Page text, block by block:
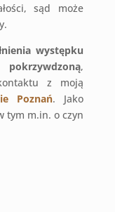
sąd może
występku
,
z moją
Poznań. Jako
tym m.in. o czyn